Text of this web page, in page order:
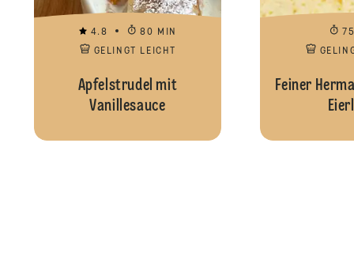
4.8
80 MIN
GELINGT LEICHT
Apfelstrudel mit
Vanillesauce
Feiner